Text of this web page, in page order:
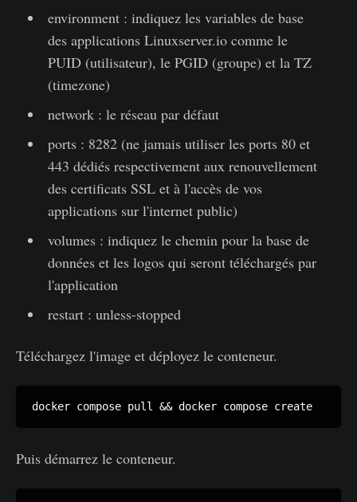
environment : indiquez les variables de base
des applications Linuxserver.io comme le
PUID (utilisateur), le PGID (groupe) et la TZ
(timezone)
network : le réseau par défaut
ports : 8282 (ne jamais utiliser les ports 80 et
443 dédiés respectivement aux renouvellement
des certificats SSL et à l'accès de vos
applications sur l'internet public)
volumes : indiquez le chemin pour la base de
données et les logos qui seront téléchargés par
l'application
restart : unless-stopped
Téléchargez l'image et déployez le conteneur.
docker compose pull && docker compose create
Puis démarrez le conteneur.